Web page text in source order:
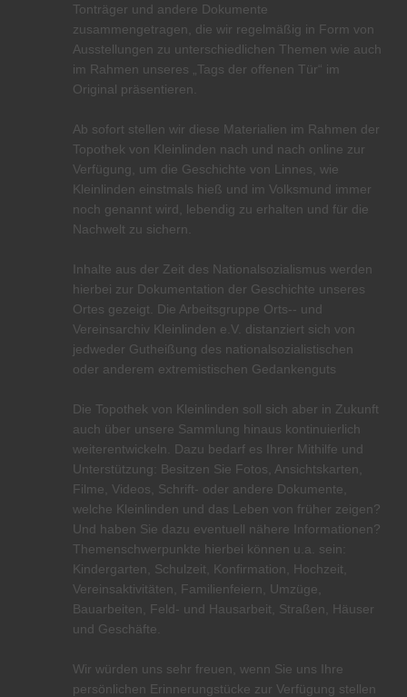
Tonträger und andere Dokumente
zusammengetragen, die wir regelmäßig in Form von
Ausstellungen zu unterschiedlichen Themen wie auch
im Rahmen unseres „Tags der offenen Tür“ im
Original präsentieren.
Ab sofort stellen wir diese Materialien im Rahmen der
Topothek von Kleinlinden nach und nach online zur
Verfügung, um die Geschichte von Linnes, wie
Kleinlinden einstmals hieß und im Volksmund immer
noch genannt wird, lebendig zu erhalten und für die
Nachwelt zu sichern.
Inhalte aus der Zeit des Nationalsozialismus werden
hierbei zur Dokumentation der Geschichte unseres
Ortes gezeigt. Die Arbeitsgruppe Orts-- und
Vereinsarchiv Kleinlinden e.V. distanziert sich von
jedweder Gutheißung des nationalsozialistischen
oder anderem extremistischen Gedankenguts
Die Topothek von Kleinlinden soll sich aber in Zukunft
auch über unsere Sammlung hinaus kontinuierlich
weiterentwickeln. Dazu bedarf es Ihrer Mithilfe und
Unterstützung: Besitzen Sie Fotos, Ansichtskarten,
Filme, Videos, Schrift- oder andere Dokumente,
welche Kleinlinden und das Leben von früher zeigen?
Und haben Sie dazu eventuell nähere Informationen?
Themenschwerpunkte hierbei können u.a. sein:
Kindergarten, Schulzeit, Konfirmation, Hochzeit,
Vereinsaktivitäten, Familienfeiern, Umzüge,
Bauarbeiten, Feld- und Hausarbeit, Straßen, Häuser
und Geschäfte.
Wir würden uns sehr freuen, wenn Sie uns Ihre
persönlichen Erinnerungstücke zur Verfügung stellen